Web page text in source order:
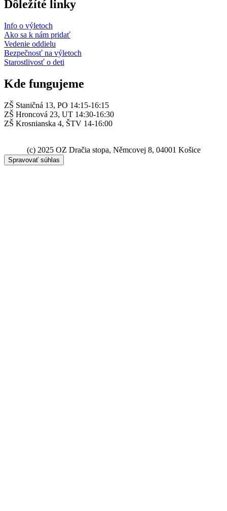
Dôležíté linky
Info o výletoch
Ako sa k nám pridať
Vedenie oddielu
Bezpečnosť na výletoch
Starostlivosť o deti
Kde fungujeme
ZŠ Staničná 13, PO 14:15-16:15
ZŠ Hroncová 23, UT 14:30-16:30
ZŠ Krosnianska 4, ŠTV 14-16:00
(c) 2025 OZ Dračia stopa, Němcovej 8, 04001 Košice
Spravovať súhlas